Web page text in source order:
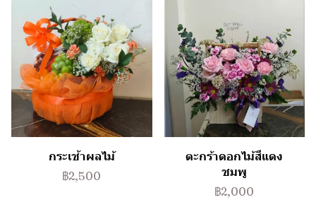
กระเช้าผลไม้
฿2,500
ตะกร้าดอกไม้สีแดง
ชมพู
฿2,000